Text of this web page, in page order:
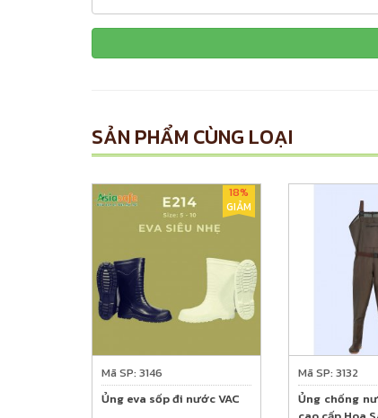
SẢN PHẨM CÙNG LOẠI
18%
GIẢM
Mã SP: 3146
Ủng eva sốp đi nước VAC
Mã SP: 3132
Ủng chống